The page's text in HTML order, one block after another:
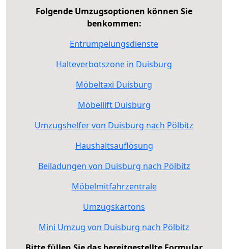
Folgende Umzugsoptionen können Sie
benkommen:
Entrümpelungsdienste
Halteverbotszone in Duisburg
Möbeltaxi Duisburg
Möbellift Duisburg
Umzugshelfer von Duisburg nach Pölbitz
Haushaltsauflösung
Beiladungen von Duisburg nach Pölbitz
Möbelmitfahrzentrale
Umzugskartons
Mini Umzug von Duisburg nach Pölbitz